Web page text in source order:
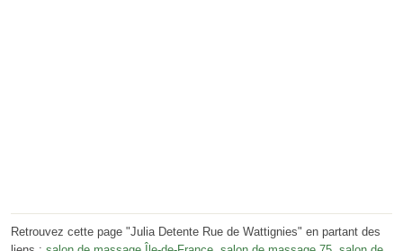
Retrouvez cette page "Julia Detente Rue de Wattignies" en partant des